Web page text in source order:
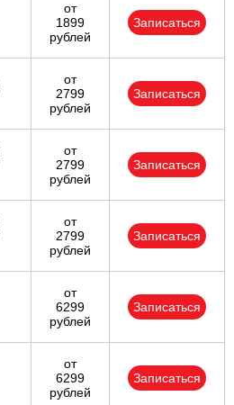
от
1899
рублей
Записаться
от
2799
рублей
Записаться
от
2799
рублей
Записаться
от
2799
рублей
Записаться
от
6299
рублей
Записаться
от
6299
рублей
Записаться